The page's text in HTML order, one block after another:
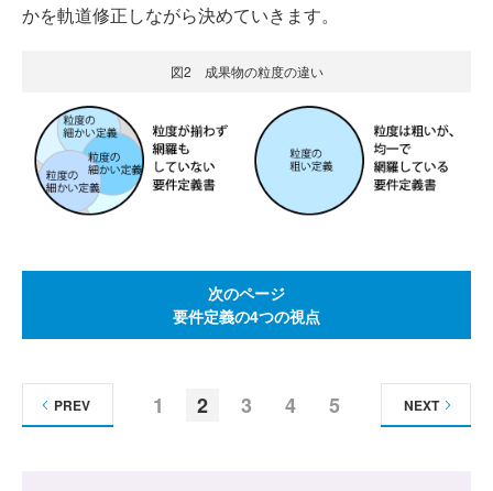
かを軌道修正しながら決めていきます。
図2 成果物の粒度の違い
次のページ
要件定義の4つの視点
1 2 3 4 5
PREV NEXT